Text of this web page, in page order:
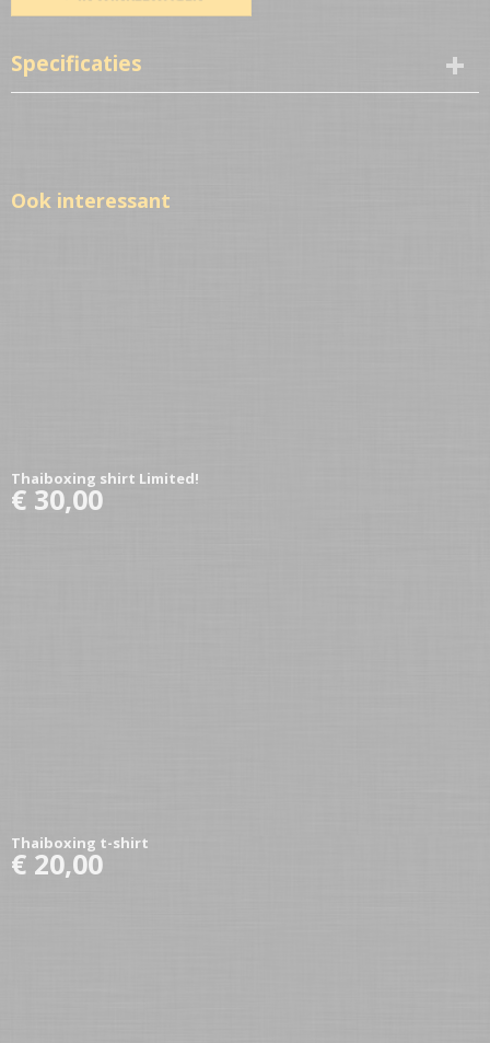
Specificaties
Ook interessant
Thaiboxing shirt Limited!
€ 30,00
Thaiboxing t-shirt
€ 20,00